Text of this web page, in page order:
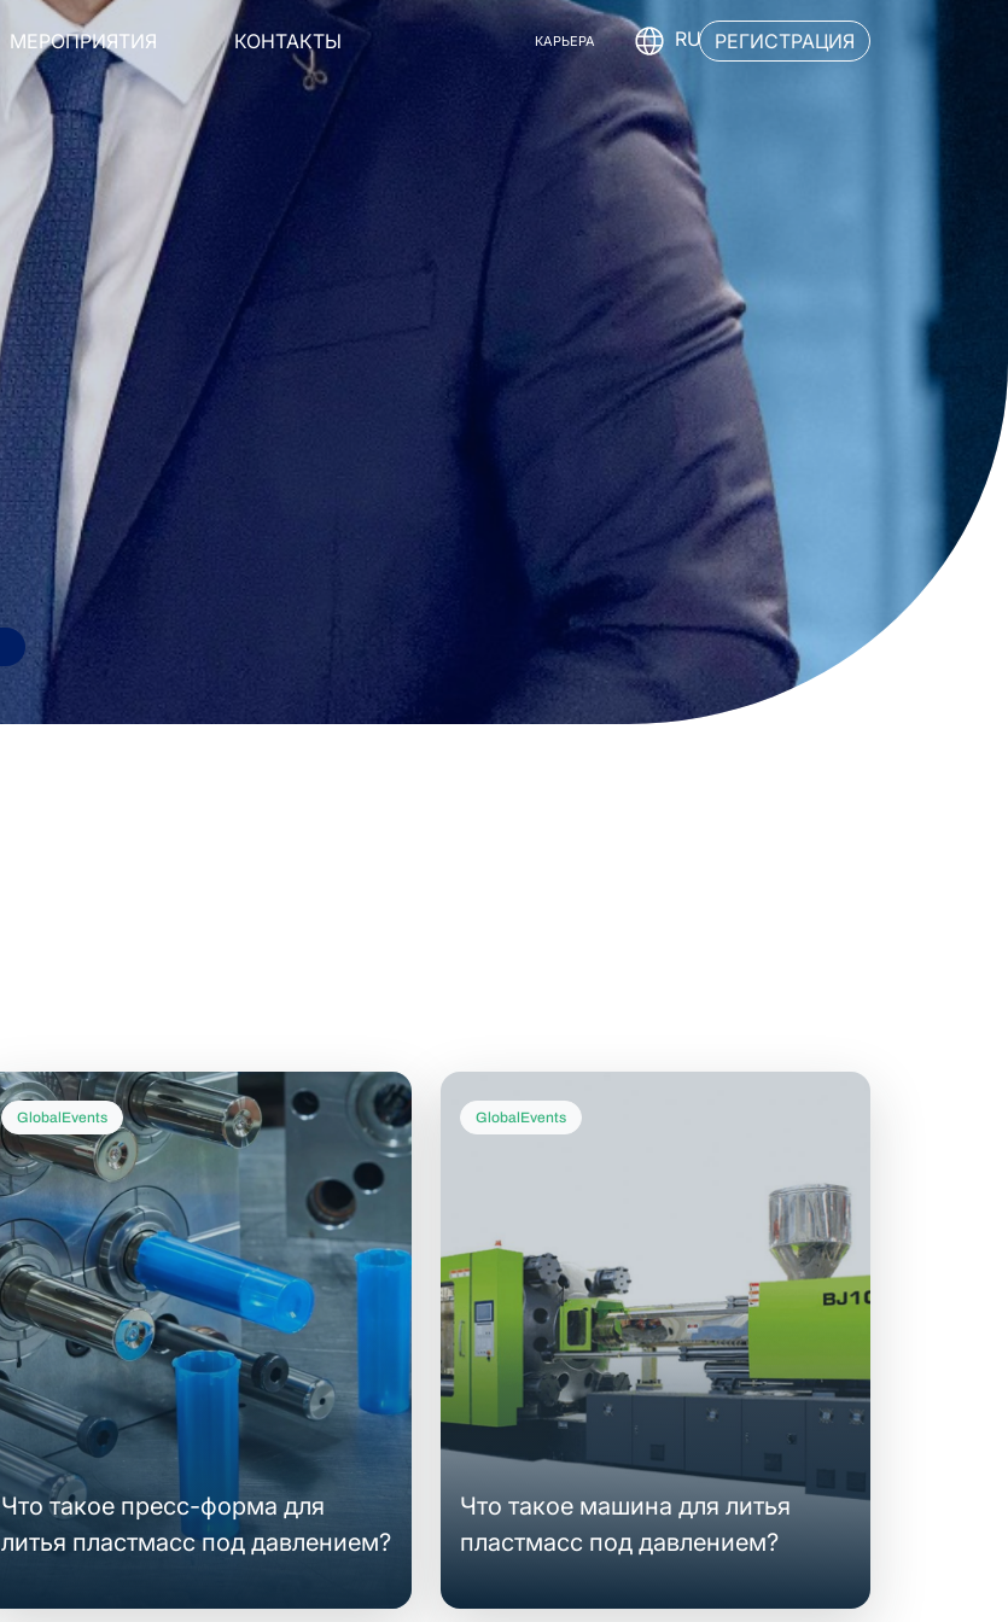
МЕРОПРИЯТИЯ КОНТАКТЫ КАРЬЕРА RU РЕГИСТРАЦИЯ
GlobalEvents
Что такое пресс-форма для
литья пластмасс под давлением?
GlobalEvents
Что такое машина для литья
пластмасс под давлением?